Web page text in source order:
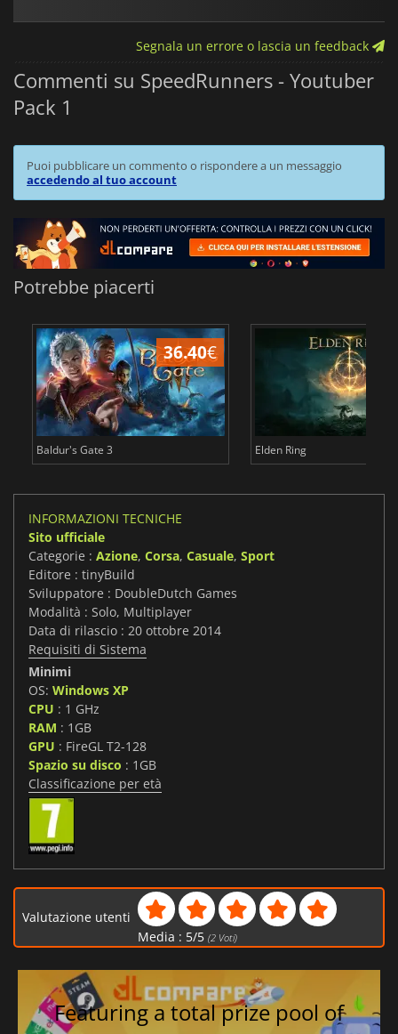
Segnala un errore o lascia un feedback
Commenti su SpeedRunners - Youtuber
Pack 1
Puoi pubblicare un commento o rispondere a un messaggio
accedendo al tuo account
Potrebbe piacerti
36.40€
Baldur's Gate 3 Elden Ring
INFORMAZIONI TECNICHE
Sito ufficiale
Categorie : Azione, Corsa, Casuale, Sport
Editore : tinyBuild
Sviluppatore : DoubleDutch Games
Modalità : Solo, Multiplayer
Data di rilascio : 20 ottobre 2014
Requisiti di Sistema
Minimi
OS: Windows XP
CPU : 1 GHz
RAM : 1GB
GPU : FireGL T2-128
Spazio su disco : 1GB
Classificazione per età
Valutazione utenti
Media : 5/5 (2Voti)
Featuring a total prize pool of